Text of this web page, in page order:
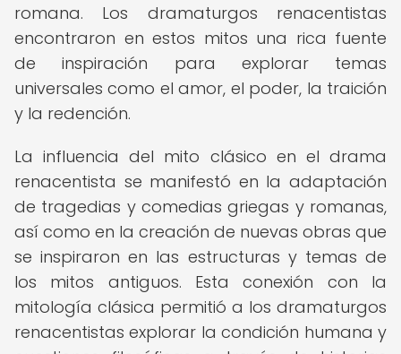
romana. Los dramaturgos renacentistas
encontraron en estos mitos una rica fuente
de inspiración para explorar temas
universales como el amor, el poder, la traición
y la redención.
La influencia del mito clásico en el drama
renacentista se manifestó en la adaptación
de tragedias y comedias griegas y romanas,
así como en la creación de nuevas obras que
se inspiraron en las estructuras y temas de
los mitos antiguos. Esta conexión con la
mitología clásica permitió a los dramaturgos
renacentistas explorar la condición humana y